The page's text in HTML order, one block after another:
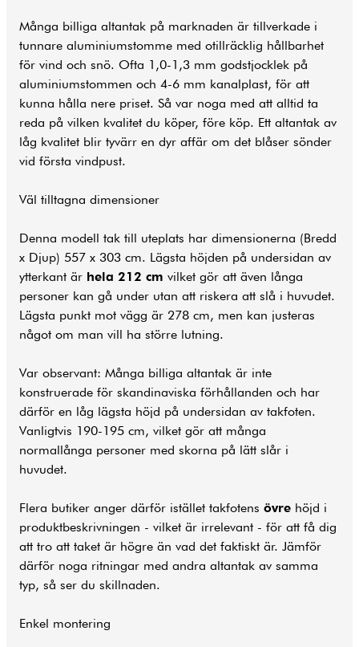
Många billiga altantak på marknaden är tillverkade i
tunnare aluminiumstomme med otillräcklig hållbarhet
för vind och snö. Ofta 1,0-1,3 mm godstjocklek på
aluminiumstommen och 4-6 mm kanalplast, för att
kunna hålla nere priset. Så var noga med att alltid ta
reda på vilken kvalitet du köper, före köp. Ett altantak av
låg kvalitet blir tyvärr en dyr affär om det blåser sönder
vid första vindpust.
Väl tilltagna dimensioner
Denna modell tak till uteplats har dimensionerna (Bredd
x Djup) 557 x 303 cm. Lägsta höjden på undersidan av
ytterkant är hela 212 cm vilket gör att även långa
personer kan gå under utan att riskera att slå i huvudet.
Lägsta punkt mot vägg är 278 cm, men kan justeras
något om man vill ha större lutning.
Var observant: Många billiga altantak är inte
konstruerade för skandinaviska förhållanden och har
därför en låg lägsta höjd på undersidan av takfoten.
Vanligtvis 190-195 cm, vilket gör att många
normallånga personer med skorna på lätt slår i
huvudet.
Flera butiker anger därför istället takfotens övre höjd i
produktbeskrivningen - vilket är irrelevant - för att få dig
att tro att taket är högre än vad det faktiskt är. Jämför
därför noga ritningar med andra altantak av samma
typ, så ser du skillnaden.
Enkel montering